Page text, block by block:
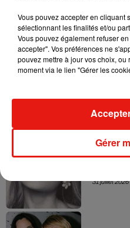
4 août 2026
sa
31 juillet 2026
Vous pouvez accepter en cliquant
sélectionnant les finalités et/ou
Vous pouvez également refuser
accepter". Vos préférences ne
pouvez mettre à jour vos choix,
moment via le lien "Gérer les
Gérer